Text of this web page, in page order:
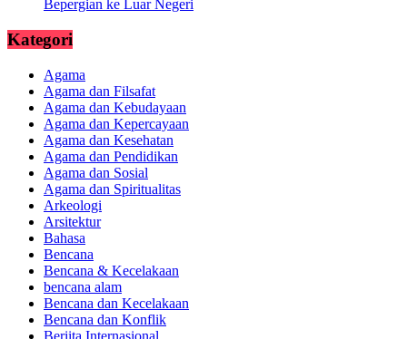
Bepergian ke Luar Negeri
Kategori
Agama
Agama dan Filsafat
Agama dan Kebudayaan
Agama dan Kepercayaan
Agama dan Kesehatan
Agama dan Pendidikan
Agama dan Sosial
Agama dan Spiritualitas
Arkeologi
Arsitektur
Bahasa
Bencana
Bencana & Kecelakaan
bencana alam
Bencana dan Kecelakaan
Bencana dan Konflik
Beriita Internasional